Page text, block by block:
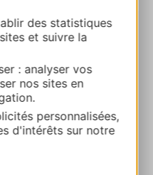
des statistiques
et suivre la
: analyser vos
nos sites en
personnalisées,
d'intérêts sur notre
Soleil couchant”
SAINT-FELIX